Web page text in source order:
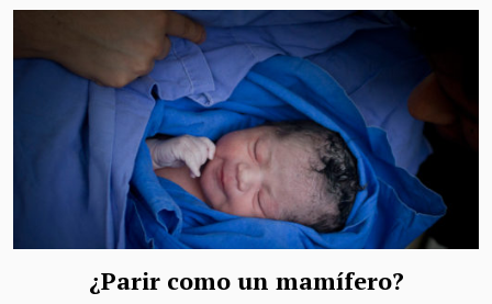
¿Parir como un mamífero?